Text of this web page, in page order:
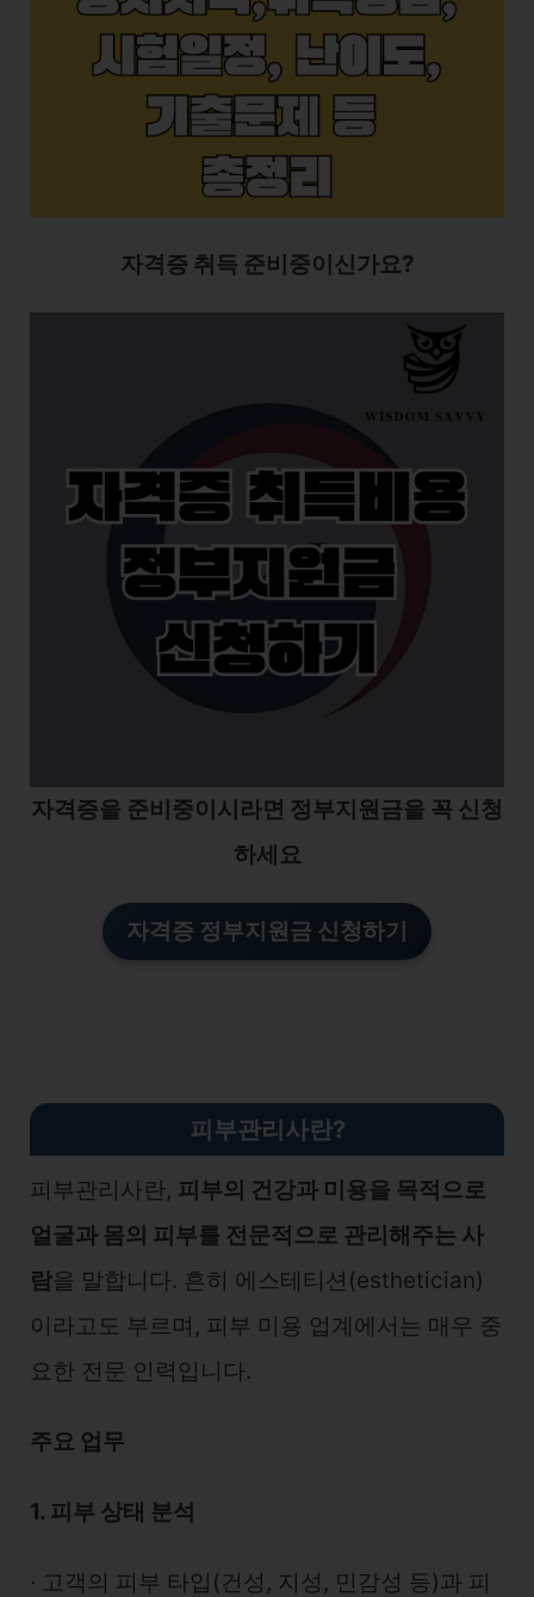
자격증 취득 준비중이신가요?
자격증을 준비중이시라면 정부지원금을 꼭 신청
하세요
자격증 정부지원금 신청하기
피부관리사란?
피부관리사란, 피부의 건강과 미용을 목적으로
얼굴과 몸의 피부를 전문적으로 관리해주는 사
람을 말합니다. 흔히 에스테티션(esthetician)
이라고도 부르며, 피부 미용 업계에서는 매우 중
요한 전문 인력입니다.
주요 업무
1. 피부 상태 분석
∙ 고객의 피부 타입(건성, 지성, 민감성 등)과 피